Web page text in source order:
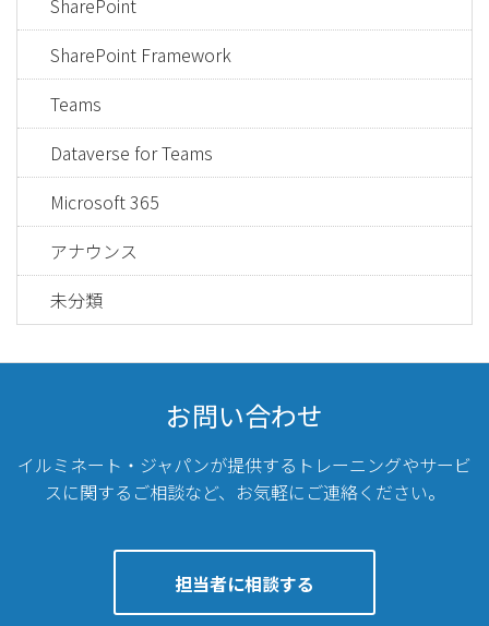
SharePoint
SharePoint Framework
Teams
Dataverse for Teams
Microsoft 365
アナウンス
未分類
お問い合わせ
イルミネート・ジャパンが提供するトレーニングやサービ
スに関するご相談など、 お気軽にご連絡ください。
担当者に相談する